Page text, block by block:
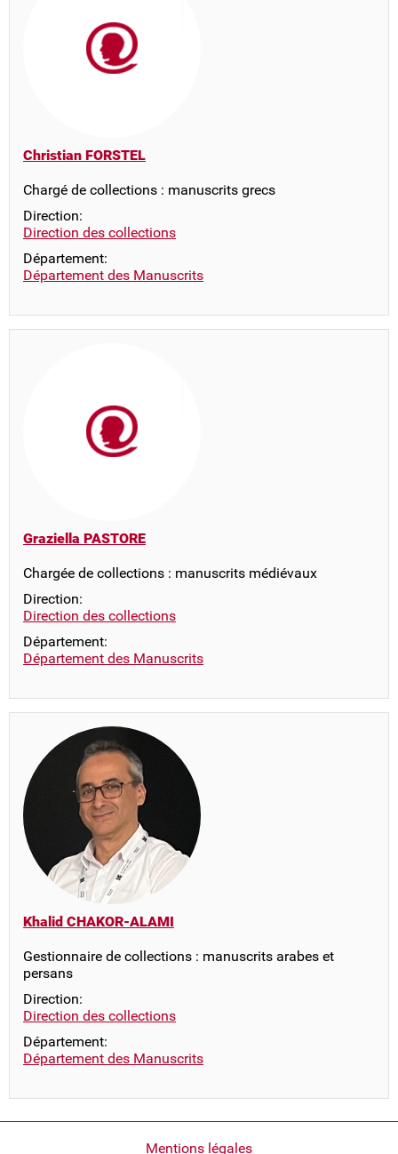
Christian FORSTEL
Chargé de collections : manuscrits grecs
Direction:
Direction des collections
Département:
Département des Manuscrits
Graziella PASTORE
Chargée de collections : manuscrits médiévaux
Direction:
Direction des collections
Département:
Département des Manuscrits
Khalid CHAKOR-ALAMI
Gestionnaire de collections : manuscrits arabes et
persans
Direction:
Direction des collections
Département:
Département des Manuscrits
Mentions légales